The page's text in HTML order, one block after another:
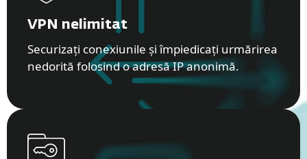
VPN nelimitat
Securizați conexiunile și împiedicați urmărirea
nedorită folosind o adresă IP anonimă.